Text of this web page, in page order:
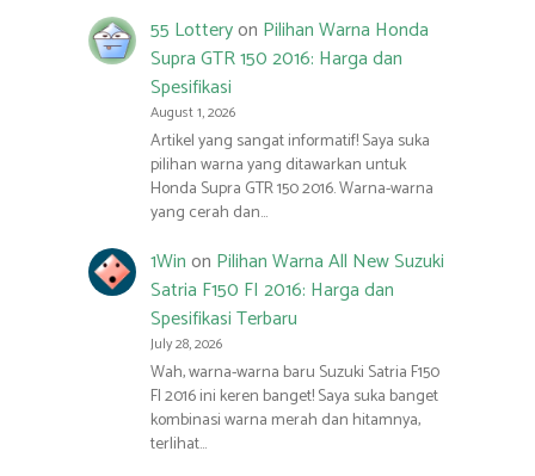
55 Lotteryon Pilihan Warna Honda
Supra GTR 150 2016: Harga dan
Spesifikasi
August 1, 2026
Artikel yang sangat informatif! Saya suka
pilihan warna yang ditawarkan untuk
Honda Supra GTR 150 2016. Warna-warna
yang cerah dan…
1Winon Pilihan Warna All New Suzuki
Satria F150 FI 2016: Harga dan
Spesifikasi Terbaru
July 28, 2026
Wah, warna-warna baru Suzuki Satria F150
FI 2016 ini keren banget! Saya suka banget
kombinasi warna merah dan hitamnya,
terlihat…